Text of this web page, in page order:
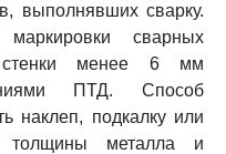
выполнявших сварку.
сварных
стенки менее 6 мм
ПТД. Способ
наклеп, подкалку или
толщины металла и